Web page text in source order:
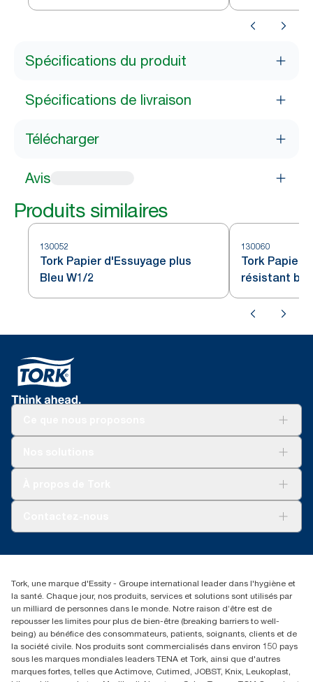
Spécifications du produit
Spécifications de livraison
Télécharger
Avis
Produits similaires
130052
Tork Papier d'Essuyage plus
Bleu W1/2
130060
Tork Papier
résistant
Réclamation pour distributeurs
02 766 05 30
Essity Belgium NV
Berkenlaan 8B
1831 MACHELEN
Tork, une marque d'Essity - Groupe international leader dans l'hygiène et
la santé. Chaque jour, nos produits, services et solutions sont utilisés par
un milliard de personnes dans le monde. Notre raison d’être est de
repousser les limites pour plus de bien-être (breaking barriers to well-
being) au bénéfice des consommateurs, patients, soignants, clients et de
la société civile. Nos produits sont commercialisés dans environ 150 pays
sous les marques mondiales leaders TENA et Tork, ainsi que d'autres
marques fortes, telles que Actimove, Cutimed, JOBST, Knix, Leukoplast,